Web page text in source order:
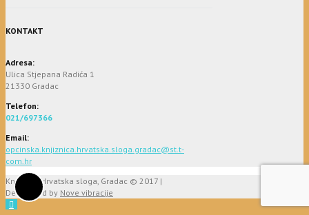
KONTAKT
Adresa:
Ulica Stjepana Radića 1
21330 Gradac
Telefon:
021/697366
Email:
opcinska.knjiznica.hrvatska.sloga.gradac@st.t-
com.hr
Knjižnica Hrvatska sloga, Gradac © 2017 |
Developed by Nove vibracije